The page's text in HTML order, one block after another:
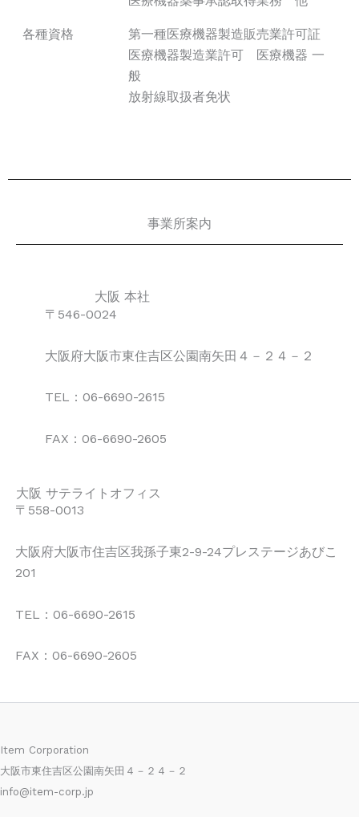
各種資格
第一種医療機器製造販売業許可証
医療機器製造業許可 医療機器 一
般
放射線取扱者免状
事業所案内
大阪 本社
〒546-0024
大阪府大阪市東住吉区公園南矢田４－２４－２
TEL：06-6690-2615
FAX：06-6690-2605
大阪 サテライトオフィス
〒558-0013
大阪府大阪市住吉区我孫子東2-9-24プレステージあびこ
201
TEL：06-6690-2615
FAX：06-6690-2605
Item Corporation
大阪市東住吉区公園南矢田４－２４－２
info@item-corp.jp